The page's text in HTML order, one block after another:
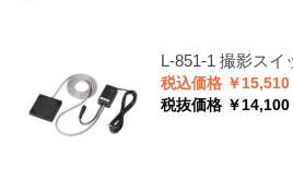
L-851-1 撮影スイ
税込価格 ￥15,510
税抜価格 ￥14,100